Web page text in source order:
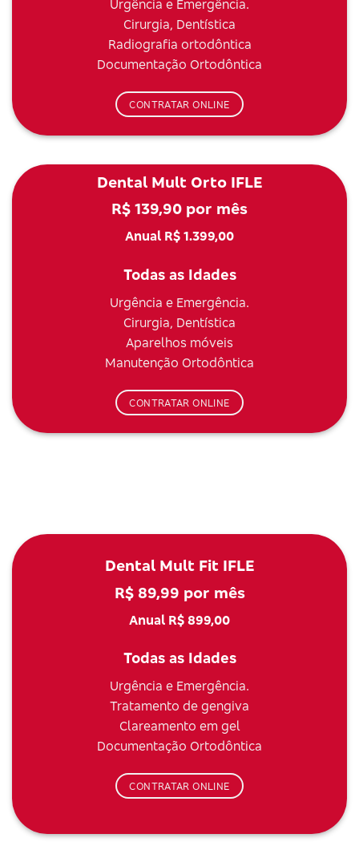
Urgência e Emergência.
Cirurgia, Dentística
Radiografia ortodôntica
Documentação Ortodôntica
CONTRATAR ONLINE
Dental Mult Orto IFLE
R$ 139,90 por mês
Anual R$ 1.399,00
Todas as Idades
Urgência e Emergência.
Cirurgia, Dentística
Aparelhos móveis
Manutenção Ortodôntica
CONTRATAR ONLINE
Dental Mult Fit IFLE
R$ 89,99 por mês
Anual R$ 899,00
Todas as Idades
Urgência e Emergência.
Tratamento de gengiva
Clareamento em gel
Documentação Ortodôntica
CONTRATAR ONLINE